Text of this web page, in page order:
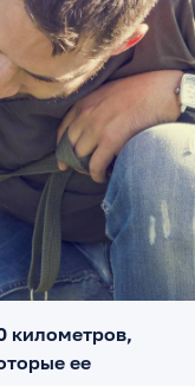
километров,
ее